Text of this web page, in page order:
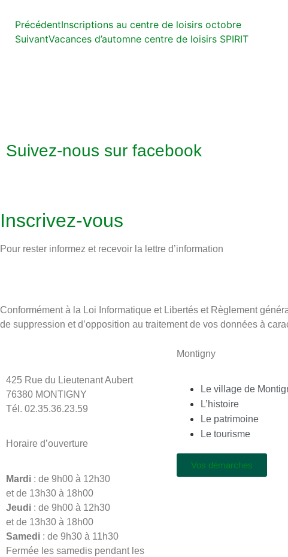
PrécédentInscriptions au centre de loisirs octobre
SuivantVacances d’automne centre de loisirs SPIRIT
Suivez-nous sur facebook
Inscrivez-vous
Pour rester informez et recevoir la lettre d’information
Conformément à la Loi Informatique et Libertés et Règlement
de suppression et d’opposition au traitement de vos données à
425 Rue du Lieutenant Aubert
76380 MONTIGNY
Tél. 02.35.36.23.59
Horaire d’ouverture
Mardi : de 9h00 à 12h30
et de 13h30 à 18h00
Jeudi : de 9h00 à 12h30
et de 13h30 à 18h00
Samedi : de 9h30 à 11h30
Fermée les samedis pendant les
Montigny
Le village de
L’histoire
Le patrimoine
Le tourisme
Vos démarches